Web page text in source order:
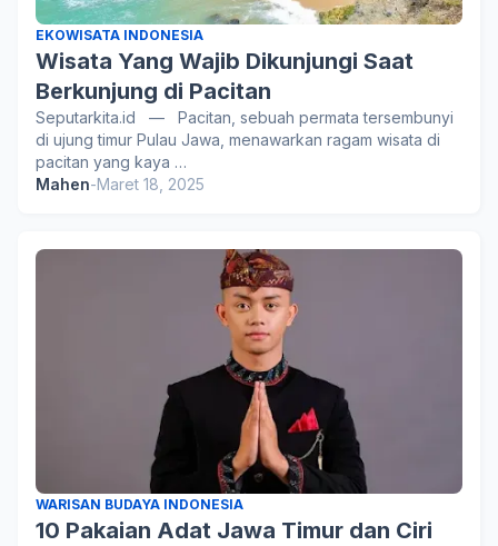
EKOWISATA INDONESIA
Wisata Yang Wajib Dikunjungi Saat
Berkunjung di Pacitan
Seputarkita.id — Pacitan, sebuah permata tersembunyi
di ujung timur Pulau Jawa, menawarkan ragam wisata di
pacitan yang kaya …
Mahen-Maret 18, 2025
WARISAN BUDAYA INDONESIA
10 Pakaian Adat Jawa Timur dan Ciri